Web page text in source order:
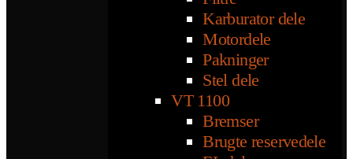
Karburator dele
Motordele
Pakninger
Stel dele
VT 1100
Bremser
Brugte reservedele